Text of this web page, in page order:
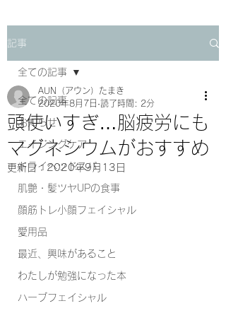
記事
全ての記事
お知らせ
エイジングケア
ドライヘッドスパ
肌艶・髪ツヤUPの食事
顔筋トレ小顔フェイシャル
愛用品
最近、興味があること
わたしが勉強になった本
ハーブフェイシャル
全ての記事
頭使いすぎ…脳疲労にも
マグネシウムがおすすめ
AUN（アウン）たまき
2020年8月7日 読了時間: 2分
更新日： 2020年9月13日